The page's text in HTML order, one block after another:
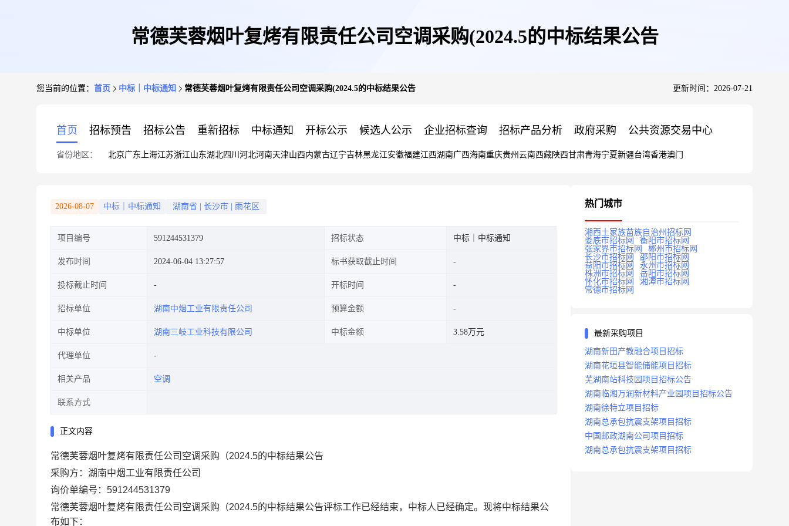
常德芙蓉烟叶复烤有限责任公司空调采购(2024.5的中标结果公告
您当前的位置： 首页 中标｜中标通知 常德芙蓉烟叶复烤有限责任公司空调采购(2024.5的中标结果公告 更新时间：2026-07-21
首页 招标预告 招标公告 重新招标 中标通知 开标公示 候选人公示 企业招标查询 招标产品分析 政府采购 公共资源交易中心
省份地区： 北京广东 上海江苏浙江山东湖北四川 河北河南天津山西内蒙古辽宁吉林黑龙江安徽福建江西湖南广西海南重庆贵州 云南西藏陕西甘肃青海宁夏新疆台湾香港澳门
2026-08-07 中标｜中标通知 湖南省 长沙市 雨花区
项目编号 591244531379 招标状态 中标｜中标通知
发布时间 2024-06-04 13:27:57 标书获取截止时间
投标截止时间 开标时间
招标单位 湖南中烟工业有限责任公司 预算金额
中标单位 湖南三岐工业科技有限公司 中标金额 3.58万元
代理单位
相关产品 空调
联系方式
正文内容
常德芙蓉烟叶复烤有限责任公司空调采购（2024.5的中标结果公告
采购方：湖南中烟工业有限责任公司
询价单编号：591244531379
常德芙蓉烟叶复烤有限责任公司空调采购（2024.5的中标结果公告评标工作已经结束，中标人已经确定。现将中标结果公
布如下：
热门城市
湘西土家族苗族自治州招标网
娄底市招标网
衡阳市招标网
张家界市招标网
郴州市招标网
长沙市招标网
邵阳市招标网
益阳市招标网
永州市招标网
株洲市招标网
岳阳市招标网
怀化市招标网
湘潭市招标网
常德市招标网
最新采购项目
湖南新田产教融合项目招标
湖南花垣县智能储能项目招标
芜湖南站科技园项目招标公告
湖南临湘万润新材料产业园项目招标公告
湖南徐特立项目招标
湖南总承包抗震支架项目招标
中国邮政湖南公司项目招标
湖南总承包抗震支架项目招标